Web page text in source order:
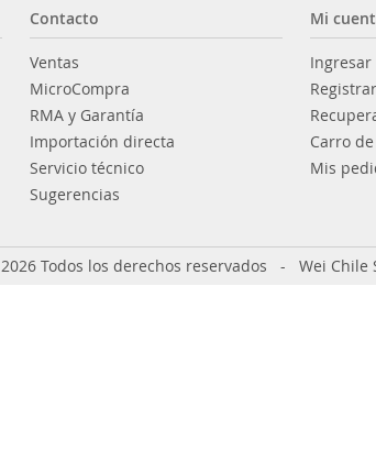
Contacto
Ventas
MicroCompra
RMA y Garantía
Importación directa
Servicio técnico
Sugerencias
Mi
Ingresar
Carro
Mis
Todos los derechos reservados - Wei Chile